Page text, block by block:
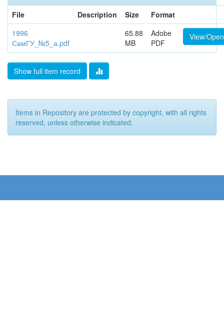
File
Description Size
Format
1996
СамГУ_№5_а.pdf
65.88
MB
Adobe
PDF
View/Open
Show full item record
Items in Repository are protected by copyright, with all rights
reserved, unless otherwise indicated.